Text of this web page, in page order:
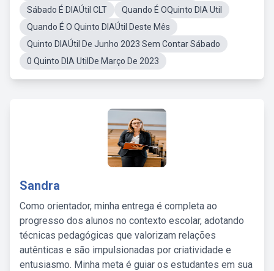
Sábado É DIAÚtil CLT
Quando É OQuinto DIA Util
Quando É O Quinto DIAÚtil Deste Mês
Quinto DIAÚtil De Junho 2023 Sem Contar Sábado
0 Quinto DIA UtilDe Março De 2023
Sandra
Como orientador, minha entrega é completa ao
progresso dos alunos no contexto escolar, adotando
técnicas pedagógicas que valorizam relações
autênticas e são impulsionadas por criatividade e
entusiasmo. Minha meta é guiar os estudantes em sua